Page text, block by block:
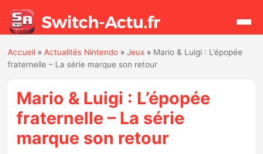
Actualités
Jeux
Accueil »Actualités Nintendo »Jeux » Mario & Luigi : L’épopée
fraternelle – La série marque son retour
Mario & Luigi : L’épopée
fraternelle – La série
marque son retour